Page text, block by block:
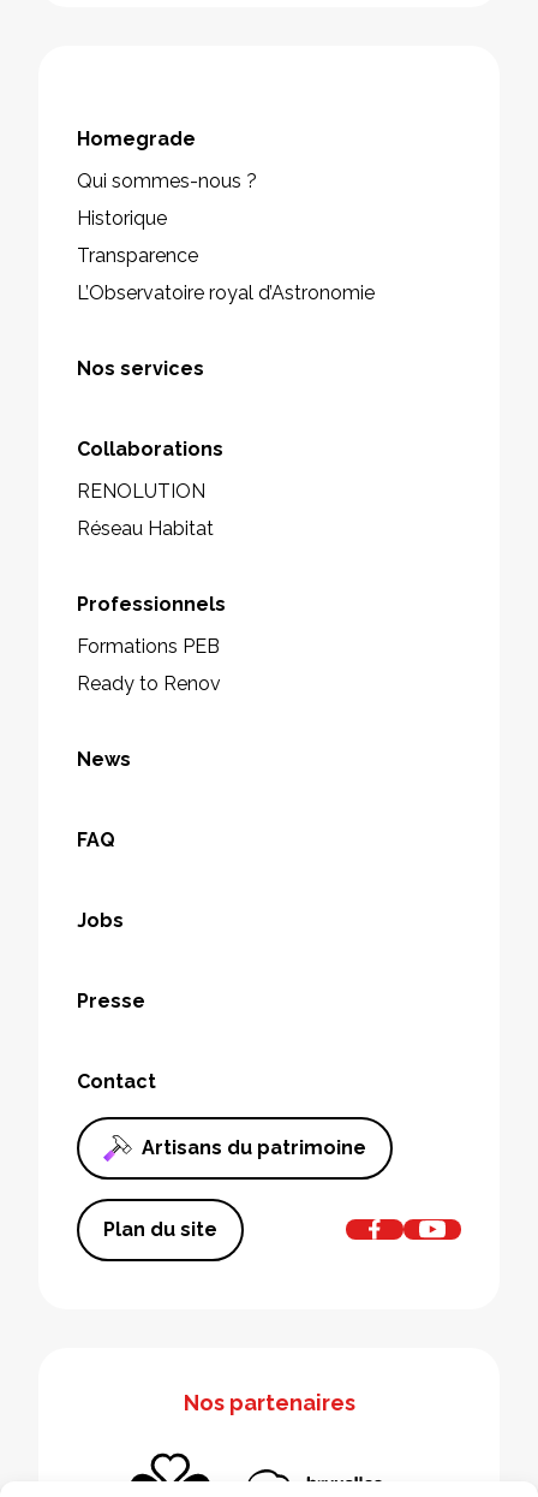
Homegrade
Qui sommes-nous ?
Historique
Transparence
L’Observatoire royal d’Astronomie
Nos services
Collaborations
RENOLUTION
Réseau Habitat
Professionnels
Formations PEB
Ready to Renov
News
FAQ
Jobs
Presse
Contact
Artisans du patrimoine
Plan du site
Nos partenaires